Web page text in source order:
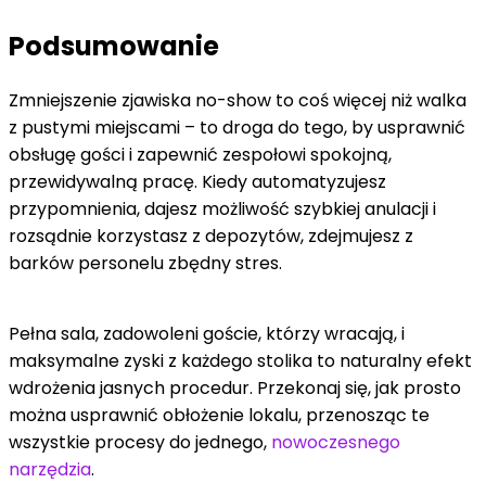
Podsumowanie
Zmniejszenie zjawiska no-show to coś więcej niż walka
z pustymi miejscami – to droga do tego, by usprawnić
obsługę gości i zapewnić zespołowi spokojną,
przewidywalną pracę. Kiedy automatyzujesz
przypomnienia, dajesz możliwość szybkiej anulacji i
rozsądnie korzystasz z depozytów, zdejmujesz z
barków personelu zbędny stres.
Pełna sala, zadowoleni goście, którzy wracają, i
maksymalne zyski z każdego stolika to naturalny efekt
wdrożenia jasnych procedur. Przekonaj się, jak prosto
można usprawnić obłożenie lokalu, przenosząc te
wszystkie procesy do jednego, nowoczesnego
narzędzia.